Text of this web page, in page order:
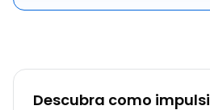
Descubra como